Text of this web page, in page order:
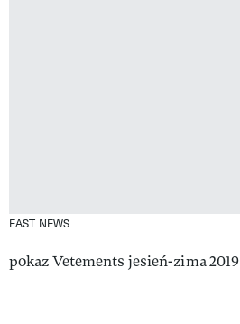
EAST NEWS
pokaz Vetements jesień-zima 2019